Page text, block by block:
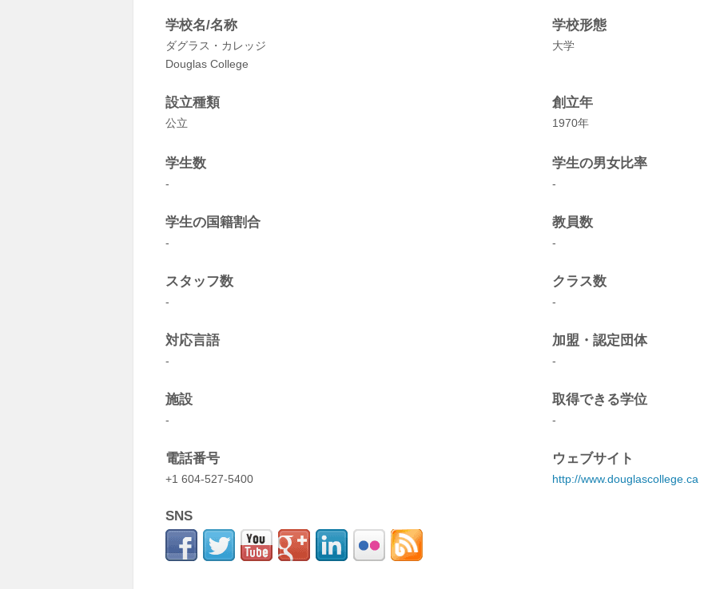
学校名/名称
ダグラス・カレッジ
Douglas College
学校形態
大学
設立種類
公立
創立年
1970年
学生数
-
学生の男女比率
-
学生の国籍割合
-
教員数
-
スタッフ数
-
クラス数
-
対応言語
-
加盟・認定団体
-
施設
-
取得できる学位
-
電話番号
+1 604-527-5400
ウェブサイト
http://www.douglascollege.ca
SNS